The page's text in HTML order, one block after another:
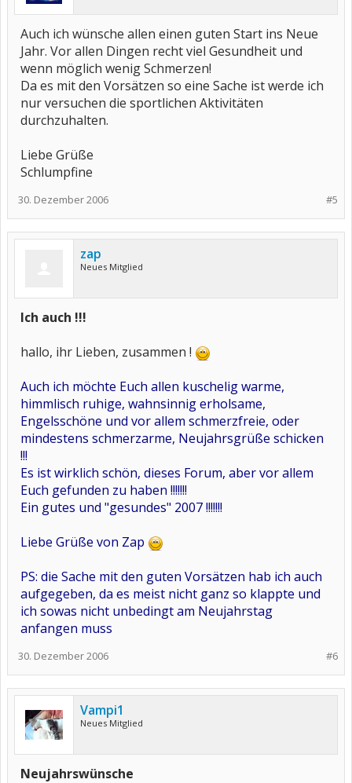
Auch ich wünsche allen einen guten Start ins Neue
Jahr. Vor allen Dingen recht viel Gesundheit und
wenn möglich wenig Schmerzen!
Da es mit den Vorsätzen so eine Sache ist werde ich
nur versuchen die sportlichen Aktivitäten
durchzuhalten.
Liebe Grüße
Schlumpfine
#5
30. Dezember 2006
zap
Neues Mitglied
Ich auch !!!
hallo, ihr Lieben, zusammen !
Auch ich möchte Euch allen kuschelig warme,
himmlisch ruhige, wahnsinnig erholsame,
Engelsschöne und vor allem schmerzfreie, oder
mindestens schmerzarme, Neujahrsgrüße schicken
!!!
Es ist wirklich schön, dieses Forum, aber vor allem
Euch gefunden zu haben !!!!!!!
Ein gutes und "gesundes" 2007 !!!!!!!
Liebe Grüße von Zap
PS: die Sache mit den guten Vorsätzen hab ich auch
aufgegeben, da es meist nicht ganz so klappte und
ich sowas nicht unbedingt am Neujahrstag
anfangen muss
#6
30. Dezember 2006
Vampi1
Neues Mitglied
Neujahrswünsche